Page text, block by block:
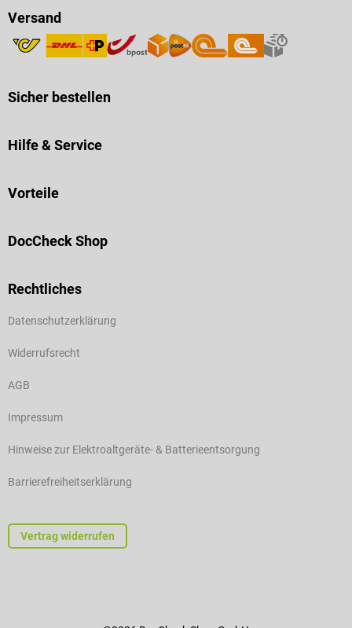
Versand
Sicher bestellen
Hilfe & Service
Vorteile
DocCheck Shop
Rechtliches
Datenschutzerklärung
Widerrufsrecht
AGB
Impressum
Hinweise zur Elektroaltgeräte- & Batterieentsorgung
Barrierefreiheitserklärung
Vertrag widerrufen